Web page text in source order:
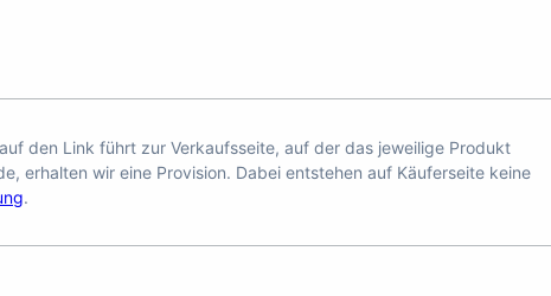
den Link führt zur Verkaufsseite, auf der das jeweilige Produkt
erhalten wir eine Provision. Dabei entstehen auf Käuferseite keine
.